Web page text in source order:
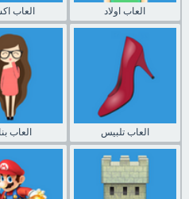
العاب العاب اولاد
العاب العاب تلبيس